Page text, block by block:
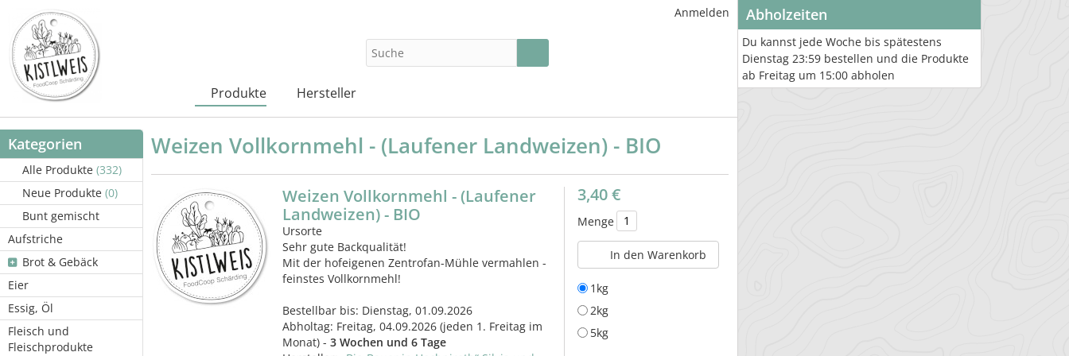
Anmelden
Produkte Hersteller
Kategorien
Alle Produkte (332)
Neue Produkte (0)
Bunt gemischt
Aufstriche
Brot & Gebäck
Eier
Essig, Öl
Fleisch und
Fleischprodukte
Weizen Vollkornmehl - (Laufener Landweizen) - BIO
Weizen Vollkornmehl - (Laufener
Landweizen) - BIO
Ursorte
Sehr gute Backqualität!
Mit der hofeigenen Zentrofan-Mühle vermahlen -
feinstes Vollkornmehl!
Bestellbar bis: Dienstag, 01.09.2026
Abholtag: Freitag, 04.09.2026 (jeden 1. Freitag im
Monat) - 3 Wochen und 6 Tage
3,40 €
Menge
In den Warenkorb
1kg
2kg
5kg
Abholzeiten
Du kannst jede Woche bis spätestens
Dienstag 23:59 bestellen und die Produkte
ab Freitag um 15:00 abholen